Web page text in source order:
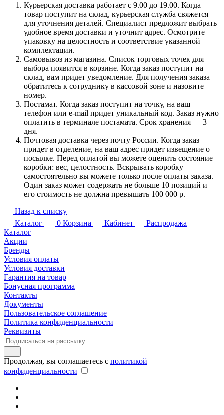
Курьерская доставка работает с 9.00 до 19.00. Когда
товар поступит на склад, курьерская служба свяжется
для уточнения деталей. Специалист предложит выбрать
удобное время доставки и уточнит адрес. Осмотрите
упаковку на целостность и соответствие указанной
комплектации.
Самовывоз из магазина. Список торговых точек для
выбора появится в корзине. Когда заказ поступит на
склад, вам придет уведомление. Для получения заказа
обратитесь к сотруднику в кассовой зоне и назовите
номер.
Постамат. Когда заказ поступит на точку, на ваш
телефон или e-mail придет уникальный код. Заказ нужно
оплатить в терминале постамата. Срок хранения — 3
дня.
Почтовая доставка через почту России. Когда заказ
придет в отделение, на ваш адрес придет извещение о
посылке. Перед оплатой вы можете оценить состояние
коробки: вес, целостность. Вскрывать коробку
самостоятельно вы можете только после оплаты заказа.
Один заказ может содержать не больше 10 позиций и
его стоимость не должна превышать 100 000 р.
Назад к списку
Каталог
0 Корзина Кабинет
Распродажа
Каталог
Акции
Бренды
Условия оплаты
Условия доставки
Гарантия на товар
Бонусная программа
Контакты
Документы
Пользовательское соглашение
Политика конфиденциальности
Реквизиты
Продолжая, вы соглашаетесь с политикой
конфиденциальности